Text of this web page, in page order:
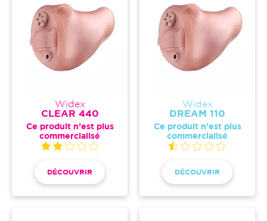
Widex
CLEAR 440
Ce produit n’est plus
commercialisé
DÉCOUVRIR
Widex
DREAM 110
Ce produit n’est plus
commercialisé
DÉCOUVRIR